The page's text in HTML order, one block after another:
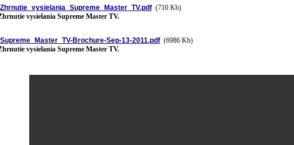
Zhrnutie_vysielania_Supreme_Master_TV.pdf(710 Kb)
vysielania Supreme Master TV.
Supreme_Master_TV-Brochure-Sep-13-2011.pdf(6986 Kb)
vysielania Supreme Master TV.